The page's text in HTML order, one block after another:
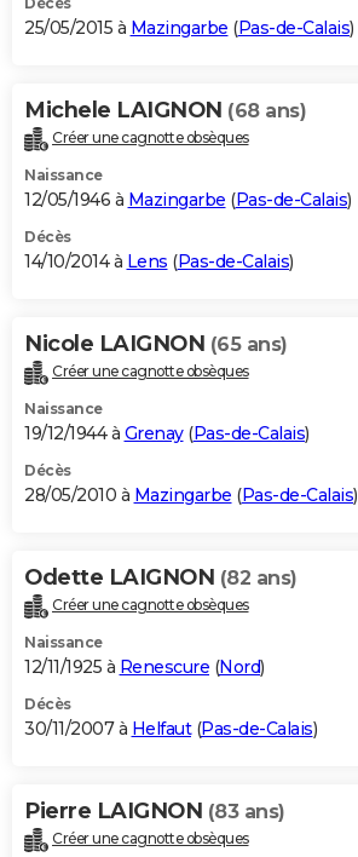
25/05/2015 à Mazingarbe (Pas-de-Calais)
Michele LAIGNON (68 ans)
Créer une cagnotte obsèques
Naissance
12/05/1946 à Mazingarbe (Pas-de-Calais)
Décès
14/10/2014 à Lens (Pas-de-Calais)
Nicole LAIGNON (65 ans)
Créer une cagnotte obsèques
Naissance
19/12/1944 à Grenay(Pas-de-Calais)
Décès
28/05/2010 à Mazingarbe (Pas-de-Calais)
Odette LAIGNON (82 ans)
Créer une cagnotte obsèques
Naissance
12/11/1925 à Renescure (Nord)
Décès
30/11/2007 à Helfaut(Pas-de-Calais)
Pierre LAIGNON (83 ans)
Créer une cagnotte obsèques